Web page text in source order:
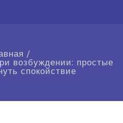
/
возбуждении: простые
спокойствие